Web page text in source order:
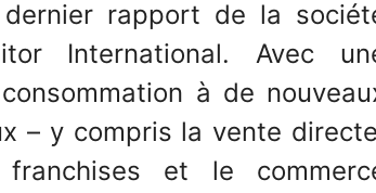
rapport de la
International. Avec
à de
– y compris la vente
et le